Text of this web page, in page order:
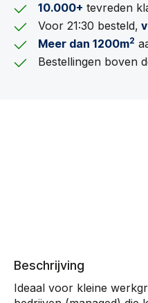
10.000+ tevreden
Voor 21:30 besteld,
Meer dan 1200m2
Bestellingen boven
Beschrijving
Ideaal voor kleine